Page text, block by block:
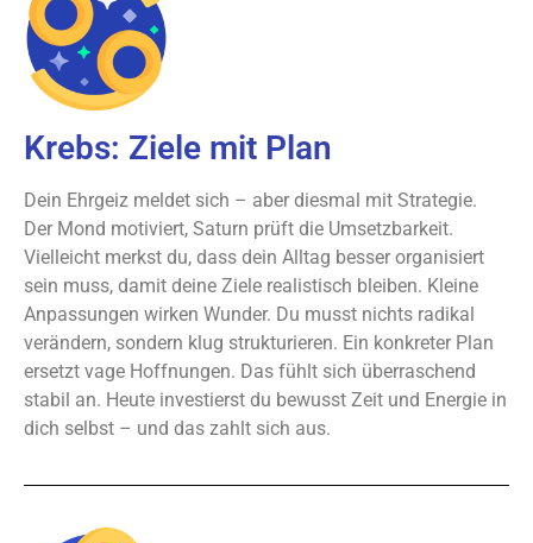
Krebs: Ziele mit Plan
Dein Ehrgeiz meldet sich – aber diesmal mit Strategie.
Der Mond motiviert, Saturn prüft die Umsetzbarkeit.
Vielleicht merkst du, dass dein Alltag besser organisiert
sein muss, damit deine Ziele realistisch bleiben. Kleine
Anpassungen wirken Wunder. Du musst nichts radikal
verändern, sondern klug strukturieren. Ein konkreter Plan
ersetzt vage Hoffnungen. Das fühlt sich überraschend
stabil an. Heute investierst du bewusst Zeit und Energie in
dich selbst – und das zahlt sich aus.